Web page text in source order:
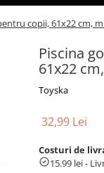
copii, 61x22 cm,
Piscina
61x22
Toyska
32,99 Lei
Costuri de
15.99 lei -